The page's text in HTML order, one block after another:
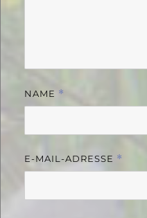
NAME *
E-MAIL-ADRESSE *